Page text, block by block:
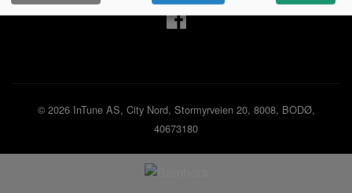
© 2026 InTune AS, City Nord, Stormyrveien 20, 8008, BODØ,
40673180